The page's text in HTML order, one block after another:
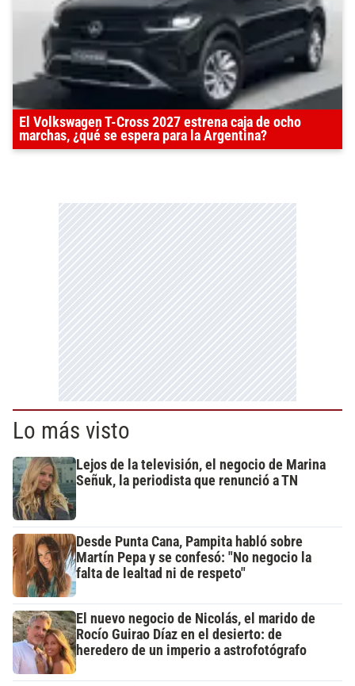
El Volkswagen T-Cross 2027 estrena caja de ocho
marchas, ¿qué se espera para la Argentina?
Lo más visto
Lejos de la televisión, el negocio de Marina
Señuk, la periodista que renunció a TN
Desde Punta Cana, Pampita habló sobre
Martín Pepa y se confesó: "No negocio la
falta de lealtad ni de respeto"
El nuevo negocio de Nicolás, el marido de
Rocío Guirao Díaz en el desierto: de
heredero de un imperio a astrofotógrafo